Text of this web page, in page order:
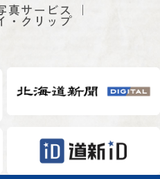
真サービス
・クリップ